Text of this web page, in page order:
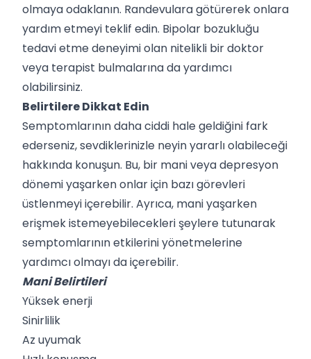
olmaya odaklanın. Randevulara götürerek onlara
yardım etmeyi teklif edin. Bipolar bozukluğu
tedavi etme deneyimi olan nitelikli bir doktor
veya terapist bulmalarına da yardımcı
olabilirsiniz.
Belirtilere Dikkat Edin
Semptomlarının daha ciddi hale geldiğini fark
ederseniz, sevdiklerinizle neyin yararlı olabileceği
hakkında konuşun. Bu, bir mani veya depresyon
dönemi yaşarken onlar için bazı görevleri
üstlenmeyi içerebilir. Ayrıca, mani yaşarken
erişmek istemeyebilecekleri şeylere tutunarak
semptomlarının etkilerini yönetmelerine
yardımcı olmayı da içerebilir.
Mani Belirtileri
Yüksek enerji
Sinirlilik
Az uyumak